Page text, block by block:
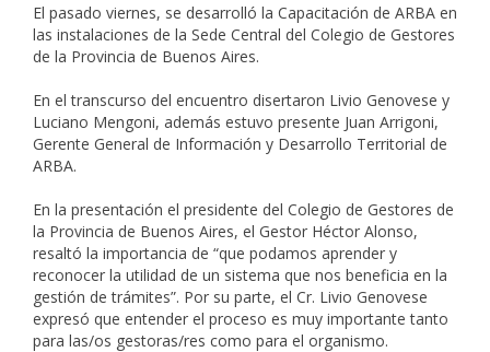
El pasado viernes, se desarrolló la Capacitación de ARBA en
las instalaciones de la Sede Central del Colegio de Gestores
de la Provincia de Buenos Aires.
En el transcurso del encuentro disertaron Livio Genovese y
Luciano Mengoni, además estuvo presente Juan Arrigoni,
Gerente General de Información y Desarrollo Territorial de
ARBA.
En la presentación el presidente del Colegio de Gestores de
la Provincia de Buenos Aires, el Gestor Héctor Alonso,
resaltó la importancia de “que podamos aprender y
reconocer la utilidad de un sistema que nos beneficia en la
gestión de trámites”. Por su parte, el Cr. Livio Genovese
expresó que entender el proceso es muy importante tanto
para las/os gestoras/res como para el organismo.